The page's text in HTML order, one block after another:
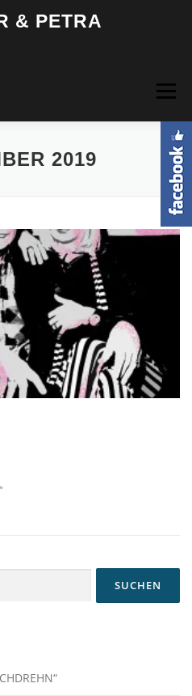
& PETRA
Menü
VIDEOS
2019